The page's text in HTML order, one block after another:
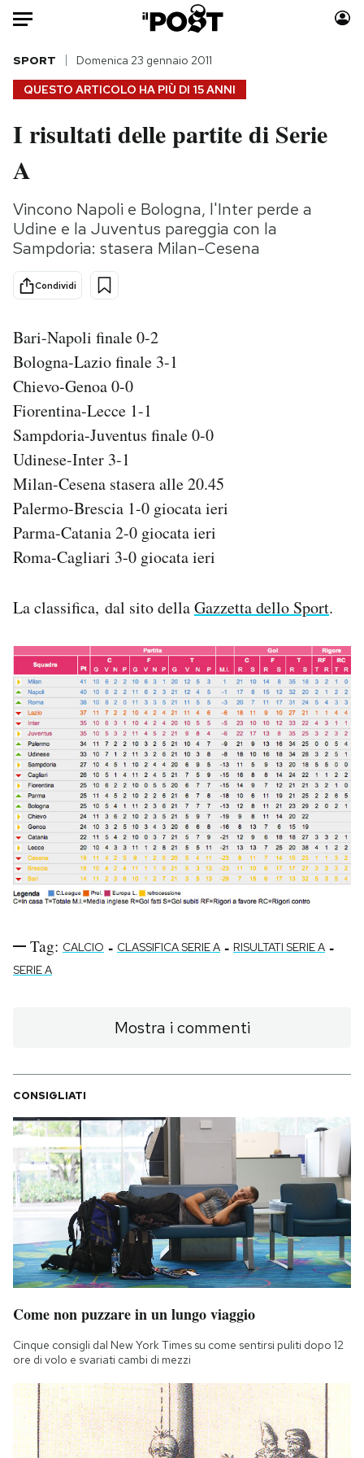
Auto
HOME
Italia
Tecnologia
Internet
Scienza
Cultura
Economia
Moda
Storie/Idee
Ok Boomer!
Media
PODCAST
NEWSLETTER
I MIEI PREFERITI
SHOP
CALENDARIO
AREA PERSONALE
Area Personale
Newsletter
Notifiche mobile
Regala il Post
Hai bisogno di aiuto?
QUESTO ARTICOLO HA PIÙ DI 15 ANNI
SPORT Domenica 23 gennaio 2011
I risultati delle partite di Serie
A
Vincono Napoli e Bologna, l'Inter perde a
Udine e la Juventus pareggia con la
Sampdoria: stasera Milan-Cesena
Condividi
Bari-Napoli finale 0-2
Bologna-Lazio finale 3-1
Chievo-Genoa 0-0
Fiorentina-Lecce 1-1
Sampdoria-Juventus finale 0-0
Udinese-Inter 3-1
Milan-Cesena stasera alle 20.45
Palermo-Brescia 1-0 giocata ieri
Parma-Catania 2-0 giocata ieri
Roma-Cagliari 3-0 giocata ieri
La classifica, dal sito dellaGazzetta dello Sport.
Tag: CALCIO - CLASSIFICA SERIE A - RISULTATI SERIE A -
SERIE A
Mostra i commenti
CONSIGLIATI
Come non puzzare in un lungo viaggio
Cinque consigli dal New York Times su come sentirsi puliti dopo 12
ore di volo e svariati cambi di mezzi